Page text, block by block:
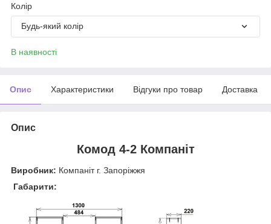
Колір
Будь-який колір
В наявності
Опис Характеристики Відгуки про товар Доставка
Опис
Комод 4-2 Компаніт
Виробник: Компаніт г. Запоріжжя
Габарити: